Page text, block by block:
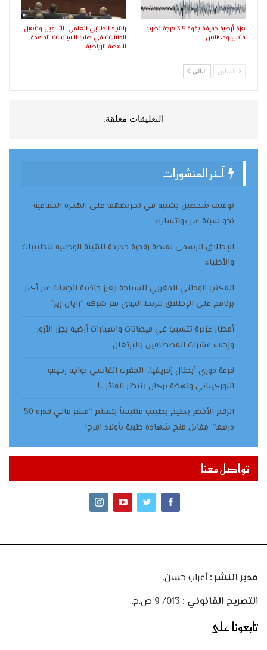
هزة أرضية خفيفة بقوة 3.5 درجة تضرب
فاس ومكناس
راشيد الطالبي العلمي: التكوين وتأهيل
المنشآت في صلب السياسات الداعمة
للنهضة الرياضية
السابق التالي
التعليقات مغلقة.
آخر المنشورات
توقيف شخصين يشتبه في تحريضهما على الهجرة الجماعية
نحو سبتة عبر «واتساب»
الإطلاق الرسمي لمنصة رقمية جديدة للهيئة الوطنية للطبيبات
والأطباء
المكتب الوطني المغربي للسياحة يعزز جاذبية الجهات عبر أكبر
برنامج على الإطلاق للربط الجوي مع شركة “رايان إير”
أمطار غزيرة تتسبب في فيضانات وانهيارات أرضية بجزر الأزور
وإجلاء عشرات المصطافين بالبرتغال
قرعة دوري أبطال إفريقيا.. المغرب الفاسي يواجه رحيمو
البوركينابي ونهضة بركان ينتظر الفائز ..!
الرقم الأخضر يطيح بطبيب متلبساً بتسلم “مبلغ مالي قدره 50
درهما” مقابل منح شهادة طبية بأولاد افرج!
تواصل معنا
مدير النشر :أعراب حسن،
التصريح القانوني :
تابعونا على